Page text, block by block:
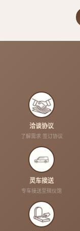
洽谈协议
了解需求 签订协议
灵车接送
专车接送至殡仪馆